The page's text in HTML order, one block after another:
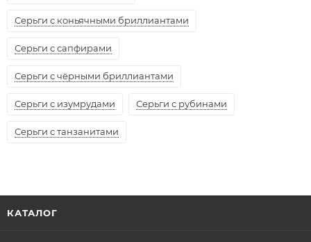
Серьги с коньячными бриллиантами
Серьги с сапфирами
Серьги с чёрными бриллиантами
Серьги с изумрудами Серьги с рубинами
Серьги с танзанитами
КАТАЛОГ